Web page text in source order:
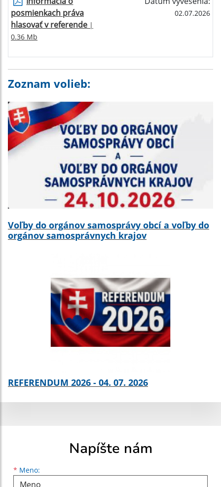
posmienkach práva
hlasovať v referende |
0.36 Mb
02.07.2026
Zoznam volieb:
Voľby do orgánov samosprávy obcí a voľby do
orgánov samosprávnych krajov
REFERENDUM 2026 - 04. 07. 2026
Napíšte nám
* Meno:
Meno
Priezvisko
E-mailová adresa